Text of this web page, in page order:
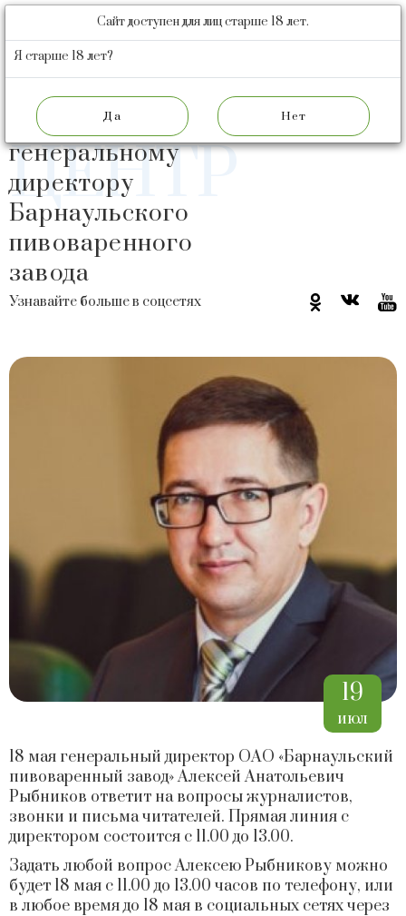
ЗАВОД
ПРЕСС
ЦЕНТР
Задайте вопрос
генеральному
директору
Барнаульского
пивоваренного
завода
Узнавайте больше в соцсетях
19
июл
18 мая генеральный директор ОАО «Барнаульский
пивоваренный завод» Алексей Анатольевич
Рыбников ответит на вопросы журналистов,
звонки и письма читателей. Прямая линия с
директором состоится с 11.00 до 13.00.
Задать любой вопрос Алексею Рыбникову можно
будет 18 мая с 11.00 до 13.00 часов по телефону, или
в любое время до 18 мая в социальных сетях через
Сайт доступен для лиц старше 18 лет.
Я старше 18 лет?